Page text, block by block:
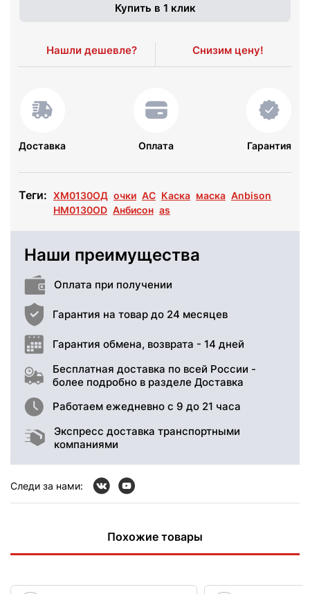
Купить в 1 клик
Нашли дешевле? Снизим цену!
Доставка Оплата Гарантия
Теги: ХМ0130ОД очки АС Каска маска Anbison
HM0130OD Анбисон as
Наши преимущества
Оплата при получении
Гарантия на товар до 24 месяцев
Гарантия обмена, возврата - 14 дней
Бесплатная доставка по всей России -
более подробно в разделе Доставка
Работаем ежедневно с 9 до 21 часа
Экспресс доставка транспортными
компаниями
Следи за нами:
Похожие товары